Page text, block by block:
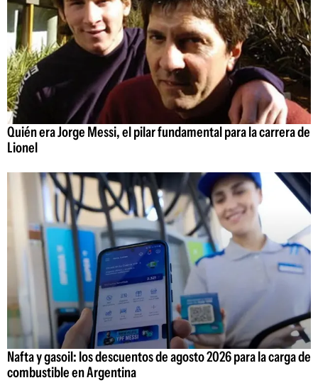
Quién era Jorge Messi, el pilar fundamental para la carrera de
Lionel
Nafta y gasoil: los descuentos de agosto 2026 para la carga de
combustible en Argentina